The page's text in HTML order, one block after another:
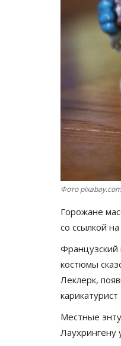
Фото
Горожане
со ссылкой на
Французский
костюмы
Леклерк,
Местные